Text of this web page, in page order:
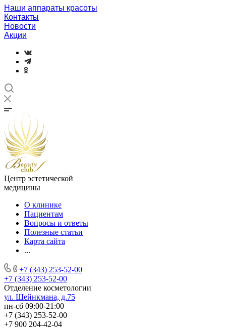
Наши аппараты красоты
Контакты
Новости
Акции
Центр эстетической
медицины
О клинике
Пациентам
Вопросы и ответы
Полезные статьи
Карта сайта
...
+7 (343) 253-52-00
+7 (343) 253-52-00
Отделение косметологии
ул. Шейнкмана, д.75
пн-сб 09:00-21:00
+7 (343) 253-52-00
+7 900 204-42-04